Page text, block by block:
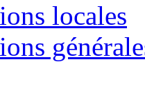
locales